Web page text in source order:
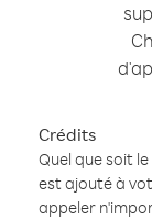
Crédits
Quel que soit
est ajouté à
appeler